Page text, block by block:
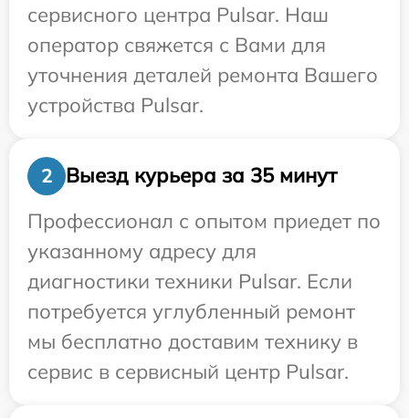
сервисного центра Pulsar. Наш
оператор свяжется с Вами для
уточнения деталей ремонта Вашего
устройства Pulsar.
2
Выезд курьера за 35 минут
Профессионал с опытом приедет по
указанному адресу для
диагностики техники Pulsar. Если
потребуется углубленный ремонт
мы бесплатно доставим технику в
сервис в сервисный центр Pulsar.